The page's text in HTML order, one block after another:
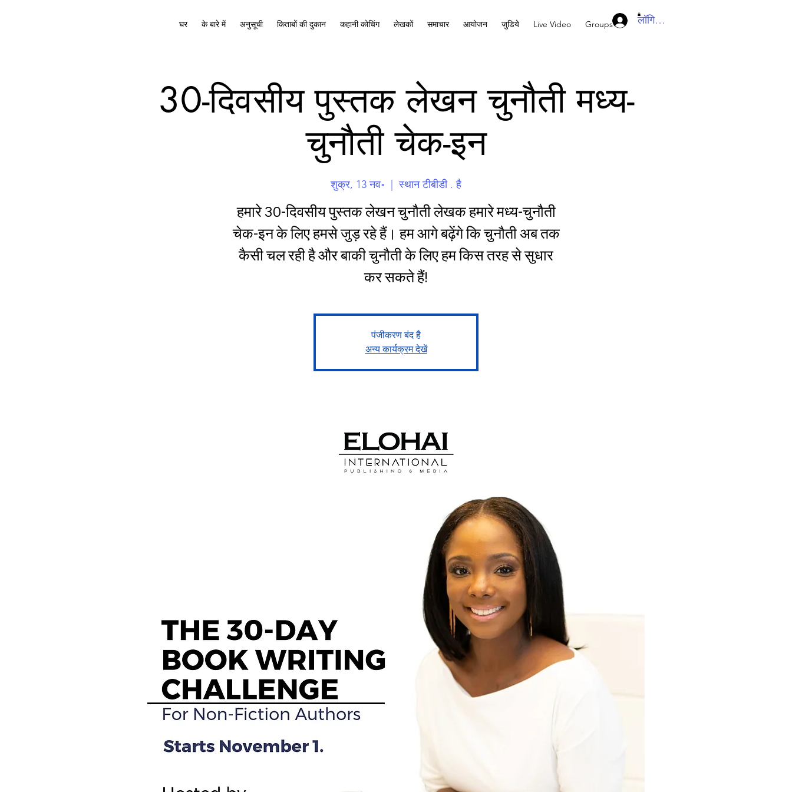
घर के बारे में अनुसूची किताबों की दुकान कहानी कोचिंग लेखकों समाचार आयोजन जुडिये Live Video Groups लॉगिन करें
30-दिवसीय पुस्तक लेखन चुनौती मध्य-
चुनौती चेक-इन
शुक्र, 13 नव॰
  |
स्थान टीबीडी . है
हमारे 30-दिवसीय पुस्तक लेखन चुनौती लेखक हमारे मध्य-चुनौती
चेक-इन के लिए हमसे जुड़ रहे हैं। हम आगे बढ़ेंगे कि चुनौती अब तक
कैसी चल रही है और बाकी चुनौती के लिए हम किस तरह से सुधार
कर सकते हैं!
पंजीकरण बंद है
अन्य कार्यक्रम देखें